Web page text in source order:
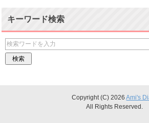
キーワード検索
Copyright (C) 2026Ami's
All Rights Reserved.